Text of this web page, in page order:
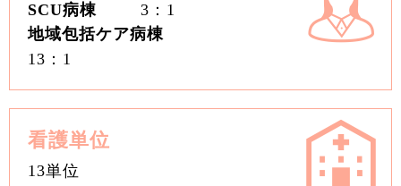
SCU病棟
3：1
地域包括ケア病棟
13：1
看護単位
13単位